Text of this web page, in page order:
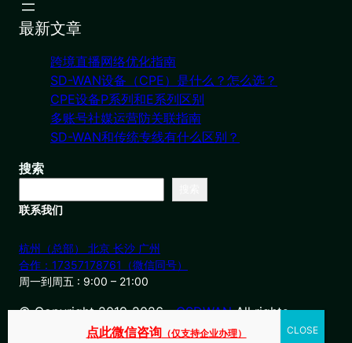
最新文章
跨境直播网络优化指南
SD-WAN设备（CPE）是什么？怎么选？
CPE设备P系列和E系列区别
多账号社媒运营防关联指南
SD-WAN和传统专线有什么区别？
搜索
联系我们
杭州（总部） 北京 长沙 广州
合作：17357178761（微信同号）
周一到周五 : 9:00 – 21:00
© Copyright 2019-2026・OSDWANAll rights
点此微信咨询 （仅支持企业办理）